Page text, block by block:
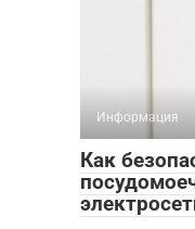
Информация
Как